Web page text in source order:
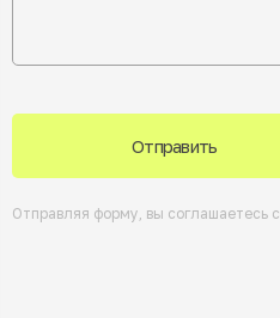
Отправить
Отправляя форму, вы соглашаетесь с